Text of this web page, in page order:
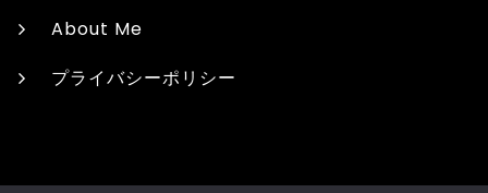
About Me
プライバシーポリシー